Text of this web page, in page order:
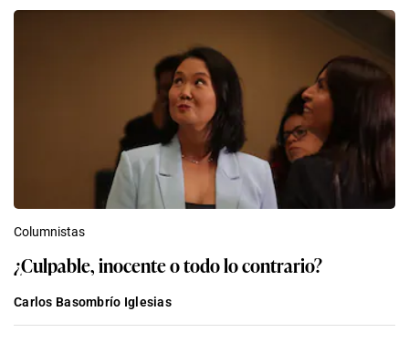
Columnistas
¿Culpable, inocente o todo lo contrario?
Carlos Basombrío Iglesias